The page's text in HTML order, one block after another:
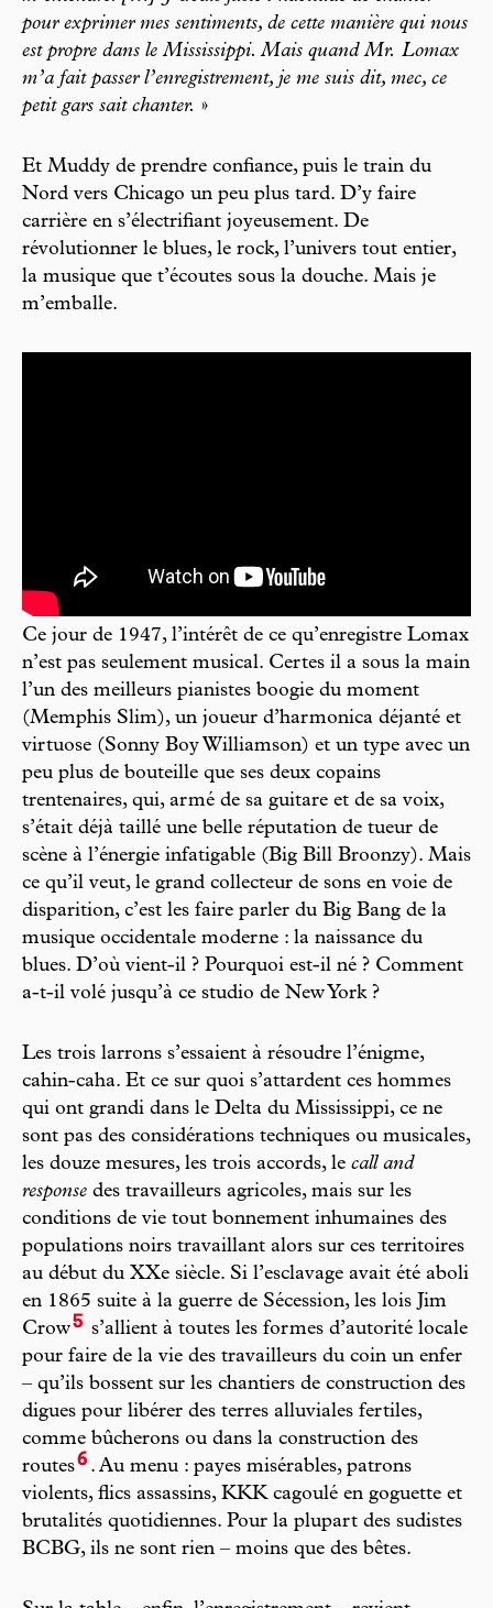
pour exprimer mes sentiments, de cette manière qui nous
est propre dans le Mississippi. Mais quand Mr. Lomax
m’a fait passer l’enregistrement, je me suis dit, mec, ce
petit gars sait chanter. »
Et Muddy de prendre confiance, puis le train du
Nord vers Chicago un peu plus tard. D’y faire
carrière en s’électrifiant joyeusement. De
révolutionner le blues, le rock, l’univers tout entier,
la musique que t’écoutes sous la douche. Mais je
m’emballe.
Ce jour de 1947, l’intérêt de ce qu’enregistre Lomax
n’est pas seulement musical. Certes il a sous la main
l’un des meilleurs pianistes boogie du moment
(Memphis Slim), un joueur d’harmonica déjanté et
virtuose (Sonny Boy Williamson) et un type avec un
peu plus de bouteille que ses deux copains
trentenaires, qui, armé de sa guitare et de sa voix,
s’était déjà taillé une belle réputation de tueur de
scène à l’énergie infatigable (Big Bill Broonzy). Mais
ce qu’il veut, le grand collecteur de sons en voie de
disparition, c’est les faire parler du Big Bang de la
musique occidentale moderne : la naissance du
blues. D’où vient-il ? Pourquoi est-il né ? Comment
a-t-il volé jusqu’à ce studio de New York ?
Les trois larrons s’essaient à résoudre l’énigme,
cahin-caha. Et ce sur quoi s’attardent ces hommes
qui ont grandi dans le Delta du Mississippi, ce ne
sont pas des considérations techniques ou musicales,
les douze mesures, les trois accords, le call and
response des travailleurs agricoles, mais sur les
conditions de vie tout bonnement inhumaines des
populations noirs travaillant alors sur ces territoires
au début du XXe siècle. Si l’esclavage avait été aboli
en 1865 suite à la guerre de Sécession, les lois Jim
Crow5 s’allient à toutes les formes d’autorité locale
pour faire de la vie des travailleurs du coin un enfer
– qu’ils bossent sur les chantiers de construction des
digues pour libérer des terres alluviales fertiles,
comme bûcherons ou dans la construction des
routes6 . Au menu : payes misérables, patrons
violents, flics assassins, KKK cagoulé en goguette et
brutalités quotidiennes. Pour la plupart des sudistes
BCBG, ils ne sont rien – moins que des bêtes.